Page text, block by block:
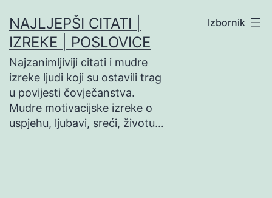
na
sadržaj
NAJLJEPŠI CITATI |
IZREKE | POSLOVICE
Najzanimljiviji citati i mudre
izreke ljudi koji su ostavili trag
u povijesti čovječanstva.
Mudre motivacijske izreke o
uspjehu, ljubavi, sreći, životu…
Izbornik